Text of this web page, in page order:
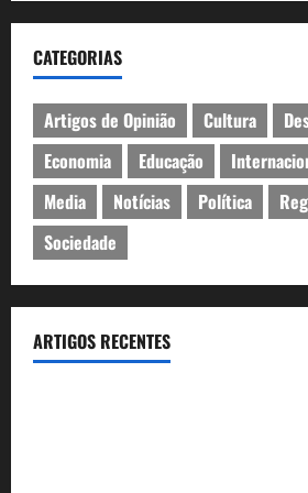
CATEGORIAS
Artigos de Opinião Cultura
Economia
Educação
Media
Notícias Política
Sociedade
ARTIGOS RECENTES